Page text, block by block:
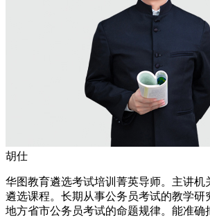
胡仕
华图教育遴选考试培训菁英导师。主讲机
遴选课程。长期从事公务员考试的教学研
地方省市公务员考试的命题规律。能准确